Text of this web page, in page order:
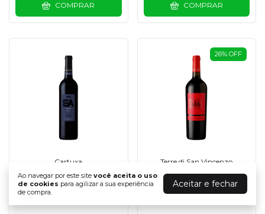
Ao navegar por este site você aceita o uso
de cookies para agilizar a sua experiência
de compra.
Aceitar e fechar
COMPRAR COMPRAR
Cartuxa
VINHO EA ARAGONEZ
CARTUXA TINTO 750
26% OFF
Terre di San Vincenzo
VINHO LA NAVE
PRIMITIVO PUGLIA
TINTO IGP 750 ML